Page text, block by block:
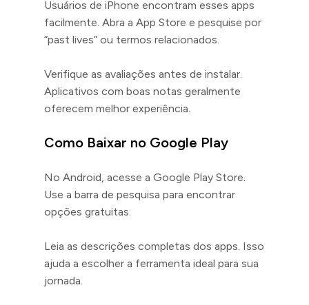
Usuários de iPhone encontram esses apps
facilmente. Abra a App Store e pesquise por
“past lives” ou termos relacionados.
Verifique as avaliações antes de instalar.
Aplicativos com boas notas geralmente
oferecem melhor experiência.
Como Baixar no Google Play
No Android, acesse a Google Play Store.
Use a barra de pesquisa para encontrar
opções gratuitas.
Leia as descrições completas dos apps. Isso
ajuda a escolher a ferramenta ideal para sua
jornada.